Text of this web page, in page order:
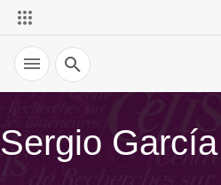
Recherche
Sergio